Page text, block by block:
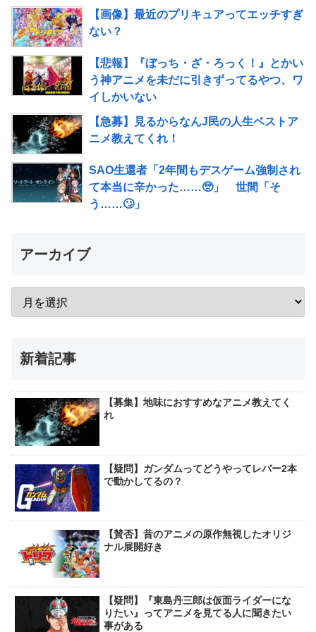
【画像】最近のプリキュアってエッチすぎ
ない？
【悲報】『ぼっち・ざ・ろっく！』とかい
う神アニメを未だに引きずってるやつ、ワ
イしかいない
【急募】見るからなんJ民の人生ベストア
ニメ教えてくれ！
SAO生還者「2年間もデスゲーム強制され
て本当に辛かった……🥺」 世間「そ
う……🙄」
アーカイブ
新着記事
【募集】地味におすすめなアニメ教えてく
れ
【疑問】ガンダムってどうやってレバー2本
で動かしてるの？
【賛否】昔のアニメの原作無視したオリジ
ナル展開好き
【疑問】『東島丹三郎は仮面ライダーにな
りたい』ってアニメを見てる人に聞きたい
事がある